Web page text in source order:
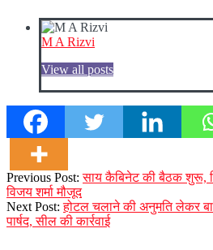
M A Rizvi
View all posts
2023-
12-
14
Previous Post:साय कैबिनेट की बैठक शुरू,
विजय शर्मा मौजूद
Next Post:होटल चलाने की अनुमति लेकर
पार्षद, सील की कार्रवाई